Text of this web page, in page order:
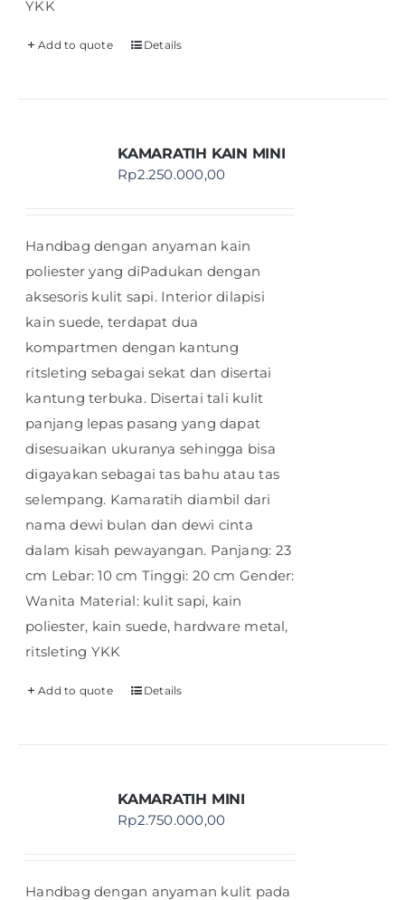
YKK
Add to quote Details
KAMARATIH KAIN MINI
Rp2.250.000,00
Handbag dengan anyaman kain
poliester yang diPadukan dengan
aksesoris kulit sapi. Interior dilapisi
kain suede, terdapat dua
kompartmen dengan kantung
ritsleting sebagai sekat dan disertai
kantung terbuka. Disertai tali kulit
panjang lepas pasang yang dapat
disesuaikan ukuranya sehingga bisa
digayakan sebagai tas bahu atau tas
selempang. Kamaratih diambil dari
nama dewi bulan dan dewi cinta
dalam kisah pewayangan. Panjang: 23
cm Lebar: 10 cm Tinggi: 20 cm Gender:
Wanita Material: kulit sapi, kain
poliester, kain suede, hardware metal,
ritsleting YKK
Add to quote Details
KAMARATIH MINI
Rp2.750.000,00
Handbag dengan anyaman kulit pada